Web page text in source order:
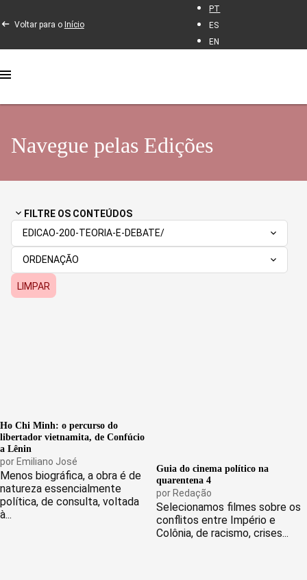
Voltar para o Início
PT
ES
EN
Navegue pelas Edições
FILTRE OS CONTEÚDOS
EDICAO-200-TEORIA-E-DEBATE/
ORDENAÇÃO
LIMPAR
Ho Chi Minh: o percurso do
libertador vietnamita, de Confúcio
a Lênin
por Emiliano José
Menos biográfica, a obra é de
natureza essencialmente
política, de consulta, voltada
à...
Guia do cinema político na
quarentena 4
por Redação
Selecionamos filmes sobre os
conflitos entre Império e
Colônia, de racismo, crises...